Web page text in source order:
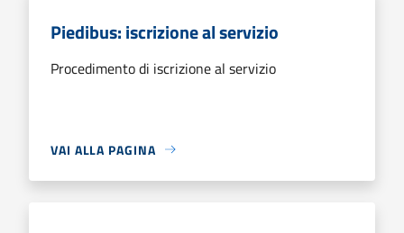
Piedibus: iscrizione al servizio
Procedimento di iscrizione al servizio
VAI ALLA PAGINA